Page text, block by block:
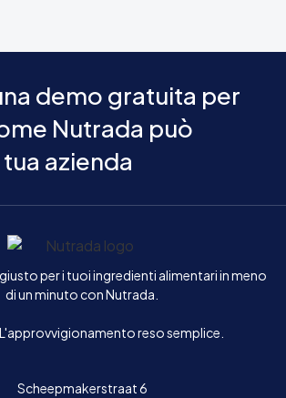
demo gratuita per
Nutrada può
azienda
Inizio
per i tuoi ingredienti alimentari in meno
di un minuto con Nutrada.
reso semplice.
Scheepmakerstraat 6